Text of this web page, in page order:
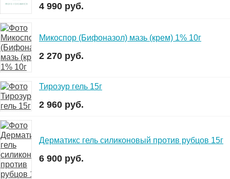
4 990 руб.
Микоспор (Бифоназол) мазь (крем) 1% 10г
2 270 руб.
Тирозур гель 15г
2 960 руб.
Дерматикс гель силиконовый против рубцов 15г
6 900 руб.